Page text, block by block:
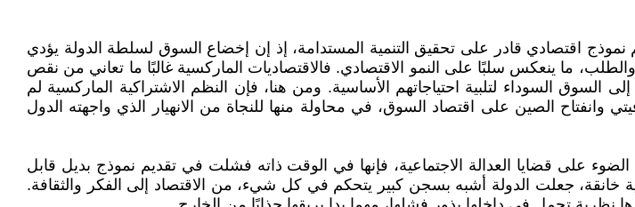
اقتصادي قادر على تحقيق التنمية المستدامة، إذ إن إخضاع السوق لسلطة الدولة يؤدي
ما ينعكس سلبًا على النمو الاقتصادي. فالاقتصاديات الماركسية غالبًا ما تعاني من نقص
السوق السوداء لتلبية احتياجاتهم الأساسية. ومن هنا، فإن النظم الاشتراكية الماركسية لم
وانفتاح الصين على اقتصاد السوق، في محاولة منها للنجاة من الانهيار الذي واجهته الدول
على قضايا العدالة الاجتماعية، فإنها في الوقت ذاته فشلت في تقديم نموذج بديل قابل
خانقة، جعلت الدولة أشبه بسجن كبير يتحكم في كل شيء، من الاقتصاد إلى الفكر والثقافة.